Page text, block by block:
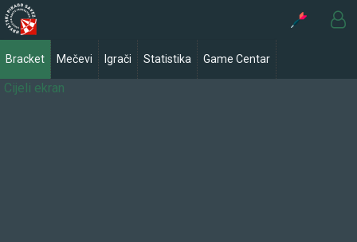
Bracket Mečevi Igrači Statistika Game Centar
Cijeli ekran